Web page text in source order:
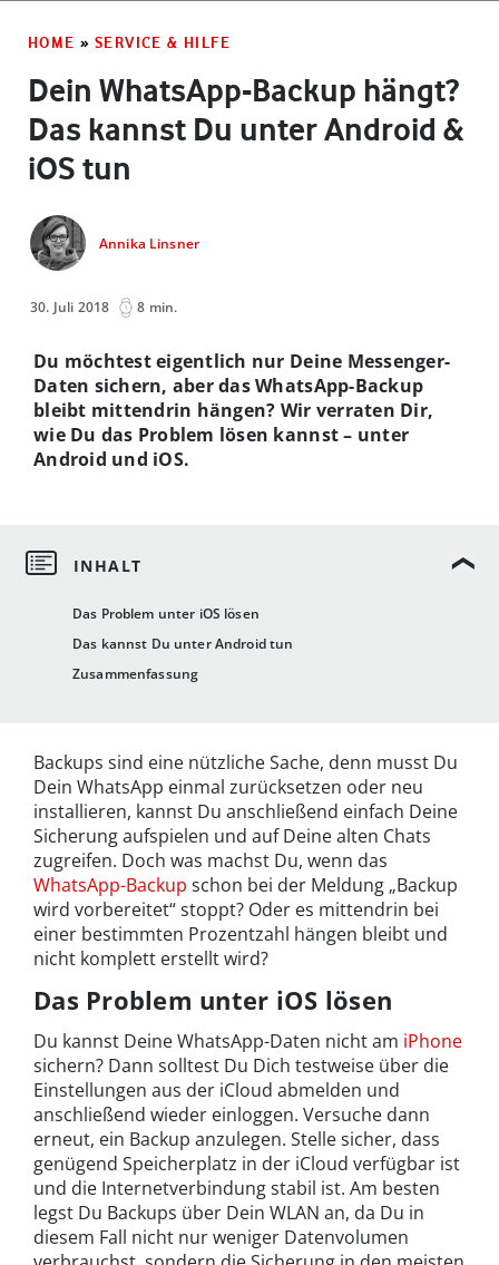
HOME » SERVICE & HILFE
Dein WhatsApp-Backup hängt?
Das kannst Du unter Android &
iOS tun
Annika Linsner
30. Juli 2018 8 min.
Das Problem unter iOS lösen
Das kannst Du unter Android tun
Zusammenfassung
Du möchtest eigentlich nur Deine Messenger-
Daten sichern, aber das WhatsApp-Backup
bleibt mittendrin hängen? Wir verraten Dir,
wie Du das Problem lösen kannst – unter
Android und iOS.
Backups sind eine nützliche Sache, denn musst Du
Dein WhatsApp einmal zurücksetzen oder neu
installieren, kannst Du anschließend einfach Deine
Sicherung aufspielen und auf Deine alten Chats
zugreifen. Doch was machst Du, wenn das
WhatsApp-Backup schon bei der Meldung „Backup
wird vorbereitet“ stoppt? Oder es mittendrin bei
einer bestimmten Prozentzahl hängen bleibt und
nicht komplett erstellt wird?
Das Problem unter iOS lösen
Du kannst Deine WhatsApp-Daten nicht am iPhone
sichern? Dann solltest Du Dich testweise über die
Einstellungen aus der iCloud abmelden und
anschließend wieder einloggen. Versuche dann
erneut, ein Backup anzulegen. Stelle sicher, dass
genügend Speicherplatz in der iCloud verfügbar ist
und die Internetverbindung stabil ist. Am besten
legst Du Backups über Dein WLAN an, da Du in
diesem Fall nicht nur weniger Datenvolumen